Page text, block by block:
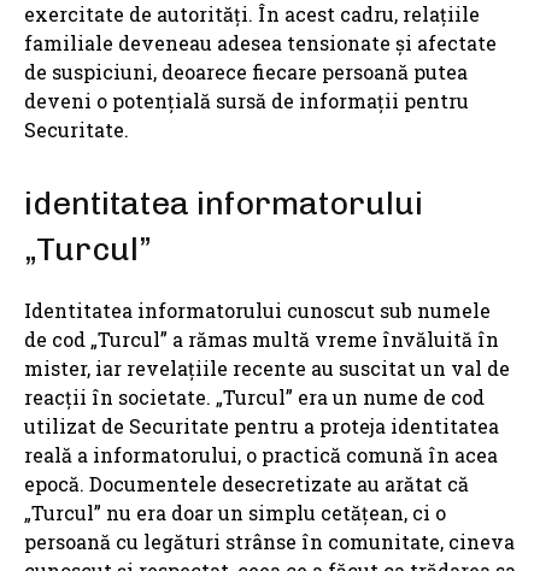
exercitate de autorități. În acest cadru, relațiile
familiale deveneau adesea tensionate și afectate
de suspiciuni, deoarece fiecare persoană putea
deveni o potențială sursă de informații pentru
Securitate.
identitatea informatorului
„Turcul”
Identitatea informatorului cunoscut sub numele
de cod „Turcul” a rămas multă vreme învăluită în
mister, iar revelațiile recente au suscitat un val de
reacții în societate. „Turcul” era un nume de cod
utilizat de Securitate pentru a proteja identitatea
reală a informatorului, o practică comună în acea
epocă. Documentele desecretizate au arătat că
„Turcul” nu era doar un simplu cetățean, ci o
persoană cu legături strânse în comunitate, cineva